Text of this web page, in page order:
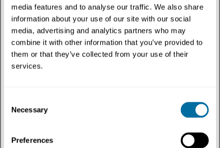
media features and to analyse our traffic. We also share
information about your use of our site with our social
media, advertising and analytics partners who may
combine it with other information that you’ve provided to
them or that they’ve collected from your use of their
services.
Selection
Necessary
Preferences
Descubra como a economia circular se cruza com ambiente construído por meio
de nossa coleção de publicações. Ouça líderes de pensamento, profissionais e
agentes de mudança enquanto exploram soluções inovadoras, exemplos reais e
novas perspectivas que impulsionam a mudança sistêmica e constroem um futuro
regenerativo.
3 resultados